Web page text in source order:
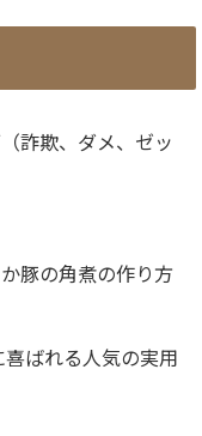
詐欺、ダメ、ゼッ
豚の角煮の作り方
ばれる人気の実用